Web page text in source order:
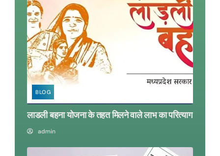
BLOG
लाडली बहना योजना के तहत मिलने वाले लाभ का परित्याग
admin